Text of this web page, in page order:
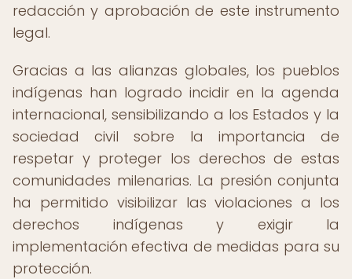
redacción y aprobación de este instrumento
legal.
Gracias a las alianzas globales, los pueblos
indígenas han logrado incidir en la agenda
internacional, sensibilizando a los Estados y la
sociedad civil sobre la importancia de
respetar y proteger los derechos de estas
comunidades milenarias. La presión conjunta
ha permitido visibilizar las violaciones a los
derechos indígenas y exigir la
implementación efectiva de medidas para su
protección.